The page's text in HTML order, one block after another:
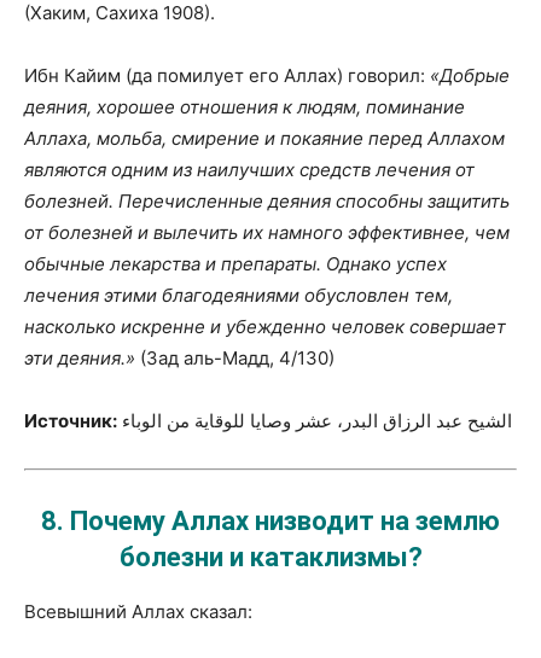
(Хаким, Сахиха 1908).
Ибн Кайим (да помилует его Аллах) говорил: «Добрые
деяния, хорошее отношения к людям, поминание
Аллаха, мольба, смирение и покаяние перед Аллахом
являются одним из наилучших средств лечения от
болезней. Перечисленные деяния способны защитить
от болезней и вылечить их намного эффективнее, чем
обычные лекарства и препараты. Однако успех
лечения этими благодеяниями обусловлен тем,
насколько искренне и убежденно человек совершает
эти деяния.» (Зад аль-Мадд, 4/130)
Источник: الشيح عبد الرزاق البدر، عشر وصايا للوقاية من الوباء
8. Почему Аллах низводит на землю
болезни и катаклизмы?
Всевышний Аллах сказал: